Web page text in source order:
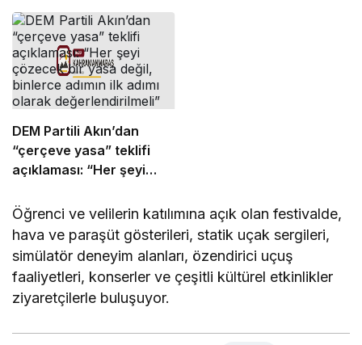
takındığımız tutumumuzu
sürdüreceğiz
DEM Partili Akın’dan
“çerçeve yasa” teklifi
açıklaması: “Her şeyi
binlerce adımın ilk adımı
olarak değerlendirilmeli”
Öğrenci ve velilerin katılımına açık olan festivalde,
hava ve paraşüt gösterileri, statik uçak sergileri,
simülatör deneyim alanları, özendirici uçuş
faaliyetleri, konserler ve çeşitli kültürel etkinlikler
ziyaretçilerle buluşuyor.